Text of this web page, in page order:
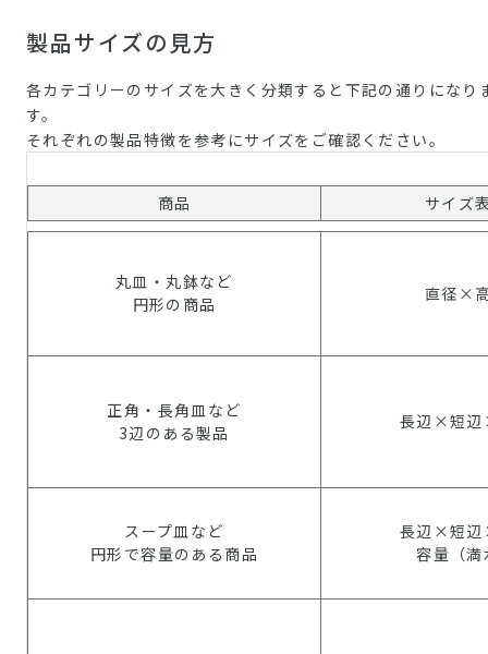
製品サイズの見方
各カテゴリーのサイズを大きく分類すると下記の通りになり
す。
それぞれの製品特徴を参考にサイズをご確認ください。
商品 サイズ
丸皿・丸鉢など
円形の商品
直径×
正角・長角皿など
3辺のある製品
長辺×短
スープ皿など
円形で容量のある商品
長辺×短
容量（満